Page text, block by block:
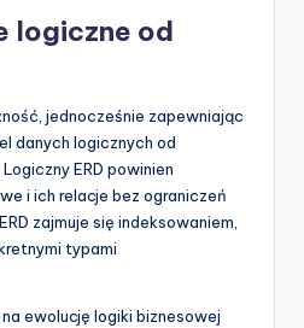
logiczne od
jednocześnie zapewniając
danych logicznych od
ERD powinien
i ich relacje bez ograniczeń
zajmuje się indeksowaniem,
typami
ewolucję logiki biznesowej